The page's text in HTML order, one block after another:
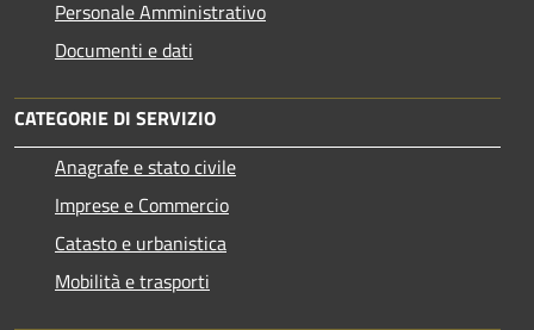
Personale Amministrativo
Documenti e dati
CATEGORIE DI SERVIZIO
Anagrafe e stato civile
Imprese e Commercio
Catasto e urbanistica
Mobilità e trasporti